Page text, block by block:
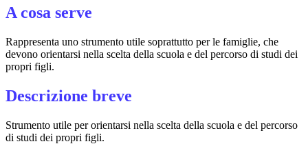
A cosa serve
Rappresenta uno strumento utile soprattutto per le famiglie, che
devono orientarsi nella scelta della scuola e del percorso di studi dei
propri figli.
Descrizione breve
Strumento utile per orientarsi nella scelta della scuola e del percorso
di studi dei propri figli.